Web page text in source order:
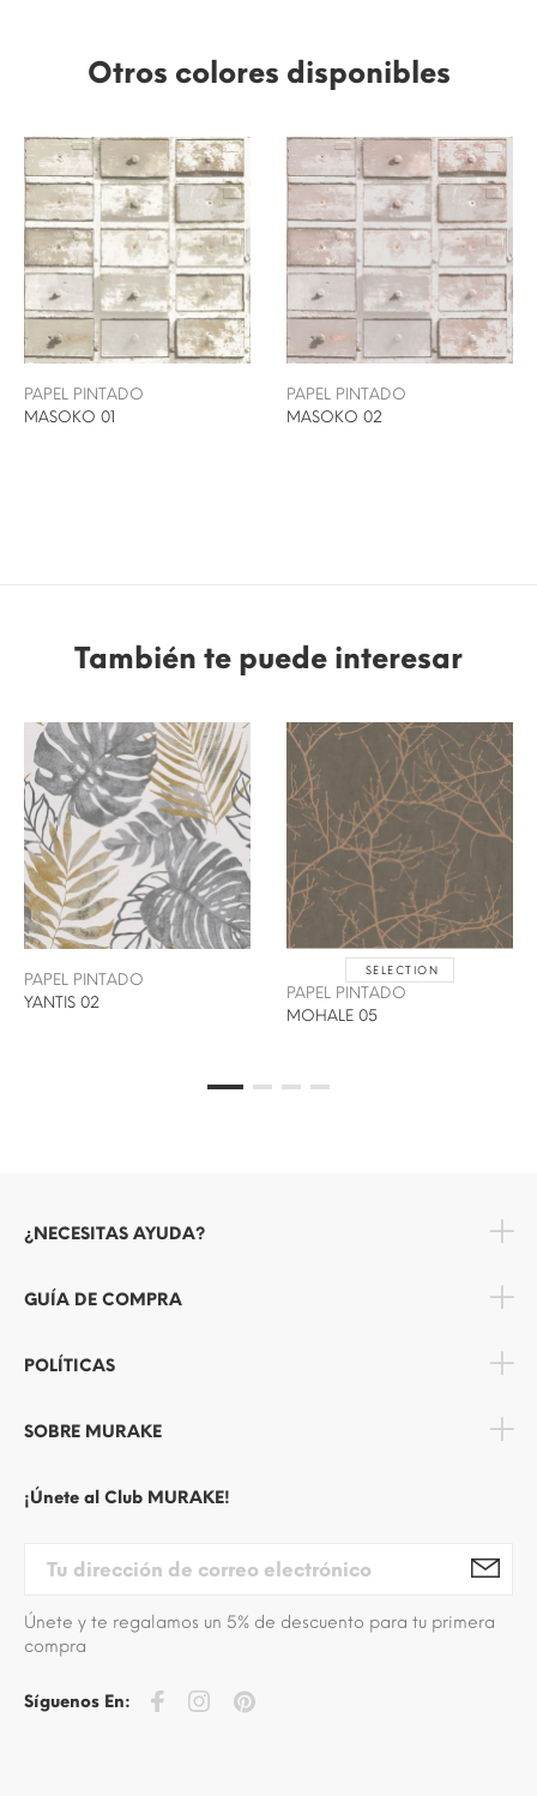
Otros colores disponibles
PAPEL PINTADO
MASOKO 01
PAPEL PINTADO
MASOKO 02
También te puede interesar
PAPEL PINTADO
YANTIS 02
SELECTION
PAPEL PINTADO
MOHALE 05
¿NECESITAS AYUDA?
GUÍA DE COMPRA
POLÍTICAS
SOBRE MURAKE
¡Únete al Club MURAKE!
Únete y te regalamos un 5% de descuento para tu primera
compra
Síguenos En: